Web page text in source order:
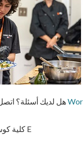
كلية كوسومنيس ريفر، ساحة انتظار السيارات E